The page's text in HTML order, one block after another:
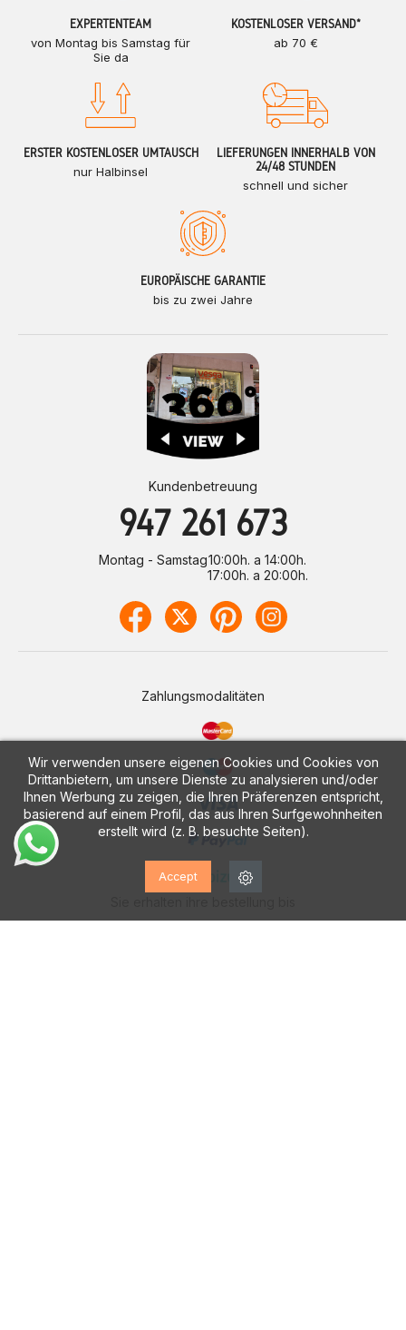
Wir verwenden unsere eigenen Cookies und Cookies von
Drittanbietern, um unsere Dienste zu analysieren und/oder
Ihnen Werbung zu zeigen, die Ihren Präferenzen entspricht,
basierend auf einem Profil, das aus Ihren Surfgewohnheiten
erstellt wird (z. B. besuchte Seiten).
Accept
EXPERTENTEAM
von Montag bis Samstag für
Sie da
KOSTENLOSER VERSAND*
ab 70 €
ERSTER KOSTENLOSER UMTAUSCH
nur Halbinsel
LIEFERUNGEN INNERHALB VON
24/48 STUNDEN
schnell und sicher
EUROPÄISCHE GARANTIE
bis zu zwei Jahre
Kundenbetreuung
947 261 673
Montag - Samstag10:00h. a 14:00h.
17:00h. a 20:00h.
Zahlungsmodalitäten